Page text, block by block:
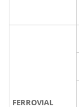
FERROVIAL